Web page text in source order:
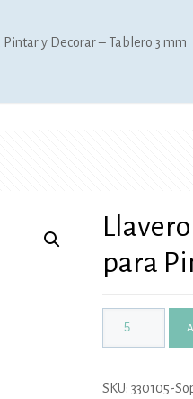
y Decorar – Tablero 3 mm
para
SKU: 330105-